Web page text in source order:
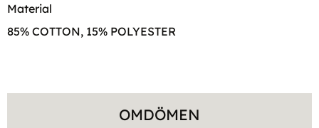
Material
85% COTTON, 15% POLYESTER
OMDÖMEN